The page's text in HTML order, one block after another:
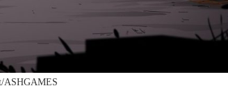
ASHGAMES